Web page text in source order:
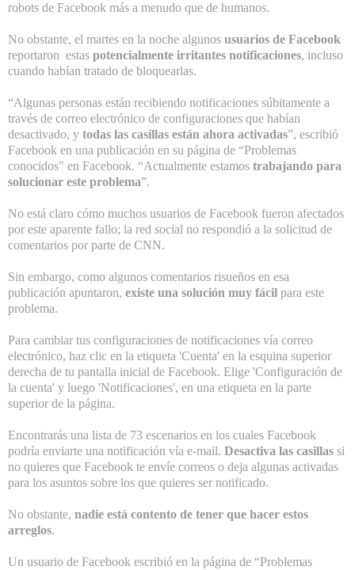
robots de Facebook más a menudo que de humanos.
No obstante, el martes en la noche algunos usuarios de Facebook
reportaron estas potencialmente irritantes notificaciones, incluso
cuando habían tratado de bloquearlas.
“Algunas personas están recibiendo notificaciones súbitamente a
través de correo electrónico de configuraciones que habían
desactivado, y todas las casillas están ahora activadas”, escribió
Facebook en una publicación en su página de “Problemas
conocidos" en Facebook. “Actualmente estamos trabajando para
solucionar este problema”.
No está claro cómo muchos usuarios de Facebook fueron afectados
por este aparente fallo; la red social no respondió a la solicitud de
comentarios por parte de CNN.
Sin embargo, como algunos comentarios risueños en esa
publicación apuntaron, existe una solución muy fácil para este
problema.
Para cambiar tus configuraciones de notificaciones vía correo
electrónico, haz clic en la etiqueta 'Cuenta' en la esquina superior
derecha de tu pantalla inicial de Facebook. Elige 'Configuración de
la cuenta' y luego 'Notificaciones', en una etiqueta en la parte
superior de la página.
Encontrarás una lista de 73 escenarios en los cuales Facebook
podría enviarte una notificación vía e-mail. Desactiva las casillas si
no quieres que Facebook te envíe correos o deja algunas activadas
para los asuntos sobre los que quieres ser notificado.
No obstante, nadie está contento de tener que hacer estos
arreglos.
Un usuario de Facebook escribió en la página de “Problemas